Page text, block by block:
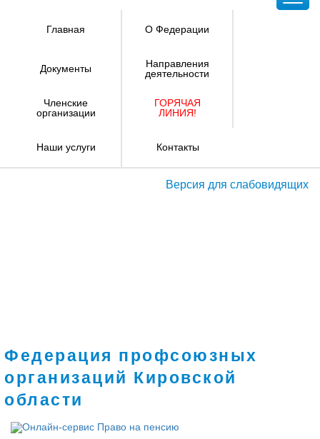
Главная О Федерации
Документы
Направления
деятельности
Членские
организации
ГОРЯЧАЯ
ЛИНИЯ!
Наши услуги Контакты
Версия для слабовидящих
Федерация профсоюзных
организаций Кировской
области